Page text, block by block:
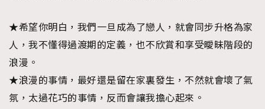
★希望你明白，我們一旦成為了戀人，就會同步升格為家
人，我不懂得過渡期的定義，也不欣賞和享受曖昧階段的
浪漫。
★浪漫的事情，最好還是留在家裏發生，不然就會壞了氣
氛，太過花巧的事情，反而會讓我擔心起來。